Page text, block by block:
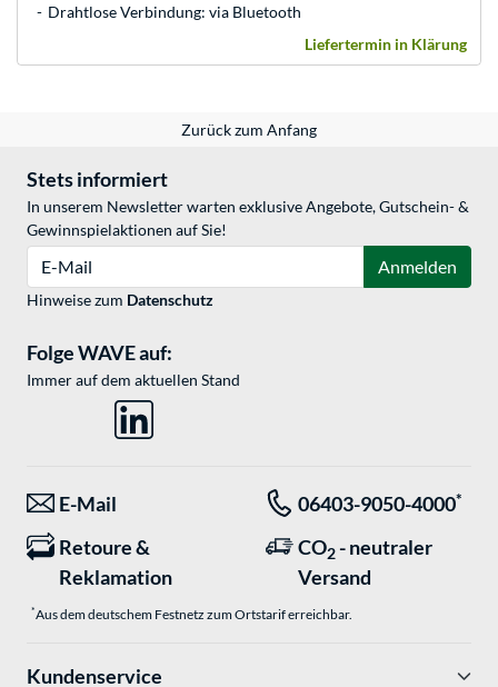
Drahtlose Verbindung: via Bluetooth
Liefertermin in Klärung
Zurück zum Anfang
Stets informiert
In unserem Newsletter warten exklusive Angebote, Gutschein- &
Gewinnspielaktionen auf Sie!
Anmelden
Hinweise zum Datenschutz
Folge WAVE auf:
Immer auf dem aktuellen Stand
E-Mail 06403-9050-4000*
Retoure &
Reklamation
CO2 - neutraler
Versand
*Aus dem deutschem Festnetz zum Ortstarif erreichbar.
Kundenservice